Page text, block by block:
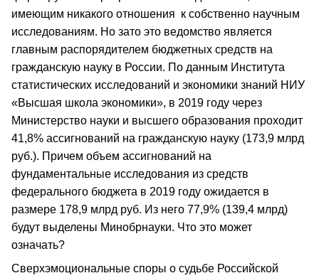
имеющим никакого отношения к собственно научным
исследованиям. Но зато это ведомство является
главным распорядителем бюджетных средств на
гражданскую науку в России. По данным Института
статистических исследований и экономики знаний НИУ
«Высшая школа экономики», в 2019 году через
Министерство науки и высшего образования проходит
41,8% ассигнований на гражданскую науку (173,9 млрд
руб.). Причем объем ассигнований на
фундаментальные исследования из средств
федерального бюджета в 2019 году ожидается в
размере 178,9 млрд руб. Из него 77,9% (139,4 млрд)
будут выделены Минобрнауки. Что это может
означать?
Сверхэмоциональные споры о судьбе Российской